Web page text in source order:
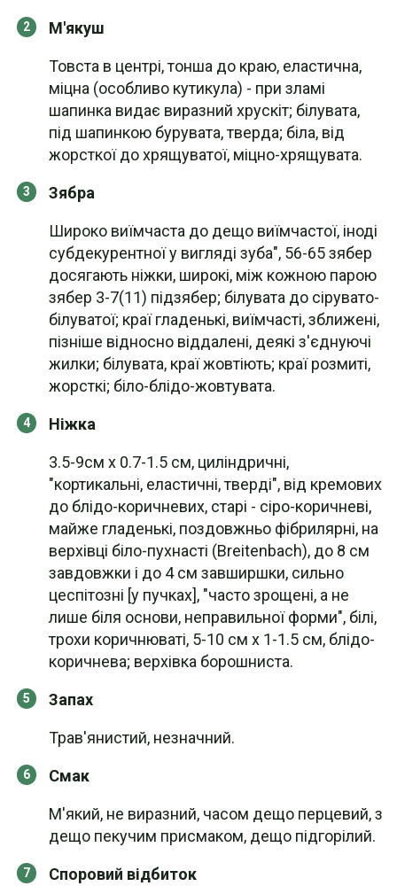
М'якуш
Товста в центрі, тонша до краю, еластична,
міцна (особливо кутикула) - при зламі
шапинка видає виразний хрускіт; білувата,
під шапинкою бурувата, тверда; біла, від
жорсткої до хрящуватої, міцно-хрящувата.
Зябра
Широко виїмчаста до дещо виїмчастої, іноді
субдекурентної у вигляді зуба", 56-65 зябер
досягають ніжки, широкі, між кожною парою
зябер 3-7(11) підзябер; білувата до сірувато-
білуватої; краї гладенькі, виїмчасті, зближені,
пізніше відносно віддалені, деякі з'єднуючі
жилки; білувата, краї жовтіють; краї розмиті,
жорсткі; біло-блідо-жовтувата.
Ніжка
3.5-9см х 0.7-1.5 см, циліндричні,
"кортикальні, еластичні, тверді", від кремових
до блідо-коричневих, старі - сіро-коричневі,
майже гладенькі, поздовжньо фібрилярні, на
верхівці біло-пухнасті (Breitenbach), до 8 см
завдовжки і до 4 см завширшки, сильно
цеспітозні [у пучках], "часто зрощені, а не
лише біля основи, неправильної форми", білі,
трохи коричнюваті, 5-10 см х 1-1.5 см, блідо-
коричнева; верхівка борошниста.
Запах
Трав'янистий, незначний.
Смак
М'який, не виразний, часом дещо перцевий, з
дещо пекучим присмаком, дещо підгорілий.
Споровий відбиток